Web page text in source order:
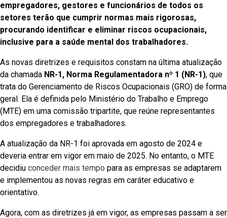
empregadores, gestores e funcionários de todos os
setores terão que cumprir normas mais rigorosas,
procurando identificar e eliminar riscos ocupacionais,
inclusive para a saúde mental dos trabalhadores.
As novas diretrizes e requisitos constam na última atualização
da chamada NR-1, Norma Regulamentadora nº 1 (NR-1), que
trata do Gerenciamento de Riscos Ocupacionais (GRO) de forma
geral. Ela é definida pelo Ministério do Trabalho e Emprego
(MTE) em uma comissão tripartite, que reúne representantes
dos empregadores e trabalhadores.
A atualização da NR-1 foi aprovada em agosto de 2024 e
deveria entrar em vigor em maio de 2025. No entanto, o MTE
decidiu conceder mais tempo para as empresas se adaptarem
e implementou as novas regras em caráter educativo e
orientativo.
Agora, com as diretrizes já em vigor, as empresas passam a ser